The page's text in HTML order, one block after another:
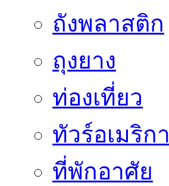
ถังพลาสติก
ถุงยาง
ท่องเที่ยว
ทัวร์อเมริกา
ที่พักอาศัย